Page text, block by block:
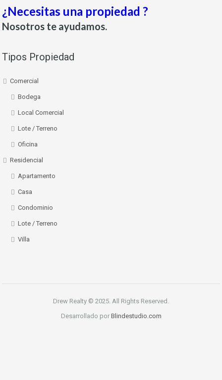
¿Necesitas una propiedad ?
Nosotros te ayudamos.
Tipos Propiedad
Comercial
Bodega
Local Comercial
Lote / Terreno
Oficina
Residencial
Apartamento
Casa
Condominio
Lote / Terreno
Villa
Drew Realty © 2025. All Rights Reserved.
Desarrollado por Blindestudio.com